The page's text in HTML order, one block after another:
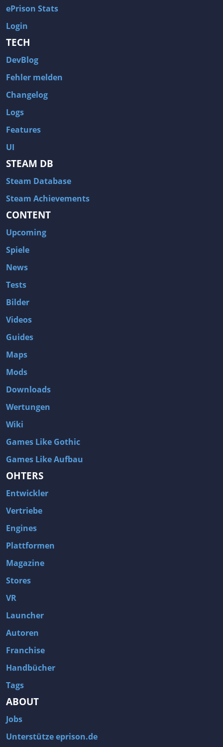
ePrison Stats
Login
TECH
DevBlog
Fehler melden
Changelog
Logs
Features
UI
STEAM DB
Steam Database
Steam Achievements
CONTENT
Upcoming
Spiele
News
Tests
Bilder
Videos
Guides
Maps
Mods
Downloads
Wertungen
Wiki
Games Like Gothic
Games Like Aufbau
OHTERS
Entwickler
Vertriebe
Engines
Plattformen
Magazine
Stores
VR
Launcher
Autoren
Franchise
Handbücher
Tags
ABOUT
Jobs
Unterstütze eprison.de